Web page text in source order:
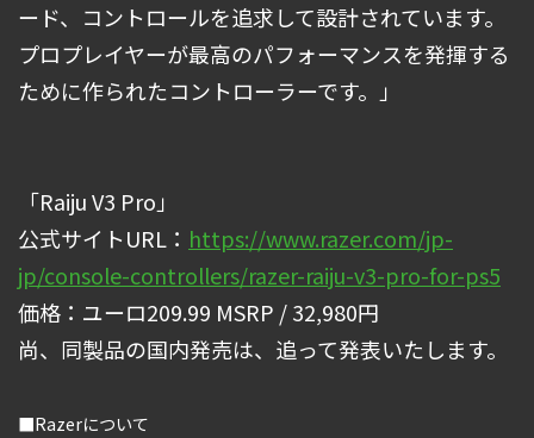
ード、コントロールを追求して設計されています。
プロプレイヤーが最高のパフォーマンスを発揮する
ために作られたコントローラーです。」
「Raiju V3 Pro」
公式サイトURL： https://www.razer.com/jp-
jp/console-controllers/razer-raiju-v3-pro-for-ps5
価格：ユーロ209.99 MSRP / 32,980円
尚、同製品の国内発売は、追って発表いたします。
■Razerについて